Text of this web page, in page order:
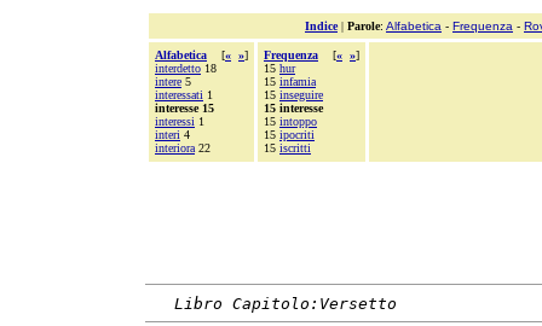
Indice| Parole: Alfabetica - Frequenza -
Alfabetica [« »]
interdetto 18
intere 5
interessati 1
interesse 15
interessi 1
interi 4
interiora 22
Frequenza [« »]
15 hur
15 infamia
15 inseguire
15 interesse
15 intoppo
15 ipocriti
15 iscritti
Libro Capitolo:Versetto